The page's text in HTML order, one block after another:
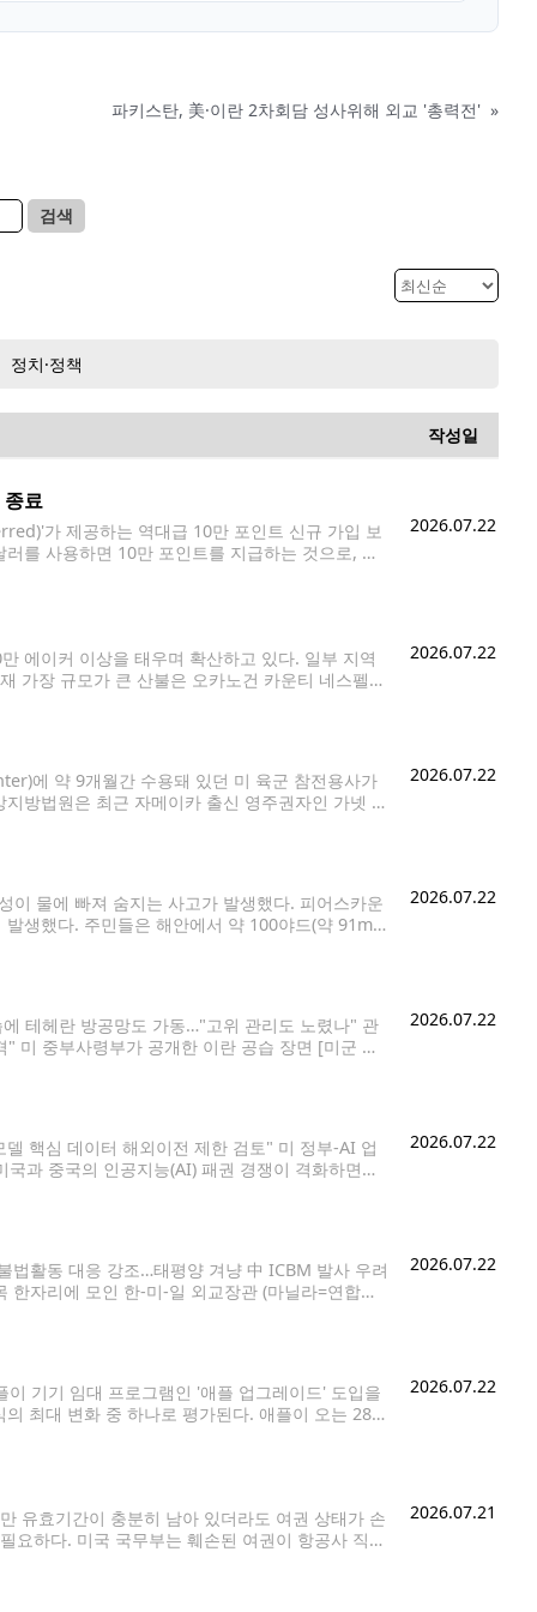
파키스탄, 美·이란 2차회담 성사위해 외교 '총력전' »
검색
정치·정책
작성일
료
가 제공하는 역대급 10만 포인트 신규 가입 보
를 사용하면 10만 포인트를 지급하는 것으로, 일
2026.07.22
에이커 이상을 태우며 확산하고 있다. 일부 지역
가장 규모가 큰 산불은 오카노건 카운티 네스펠럼
2026.07.22
에 약 9개월간 수용돼 있던 미 육군 참전용사가
방법원은 최근 자메이카 출신 영주권자인 가넷 스
2026.07.22
물에 빠져 숨지는 사고가 발생했다. 피어스카운
생했다. 주민들은 해안에서 약 100야드(약 91m)
2026.07.22
테헤란 방공망도 가동…"고위 관리도 노렸나" 관
미 중부사령부가 공개한 이란 공습 장면 [미군 중
2026.07.22
핵심 데이터 해외이전 제한 검토" 미 정부-AI 업
과 중국의 인공지능(AI) 패권 경쟁이 격화하면서
2026.07.22
법활동 대응 강조…태평양 겨냥 中 ICBM 발사 우려
자리에 모인 한-미-일 외교장관 (마닐라=연합뉴
2026.07.22
기기 임대 프로그램인 '애플 업그레이드' 도입을
최대 변화 중 하나로 평가된다. 애플이 오는 28일
2026.07.22
유효기간이 충분히 남아 있더라도 여권 상태가 손
요하다. 미국 국무부는 훼손된 여권이 항공사 직원
2026.07.21